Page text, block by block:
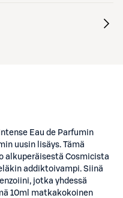
Eau de Parfumin
uusin lisäys. Tämä
alkuperäisestä Cosmicista
addiktoivampi. Siinä
jotka yhdessä
10ml matkakokoinen